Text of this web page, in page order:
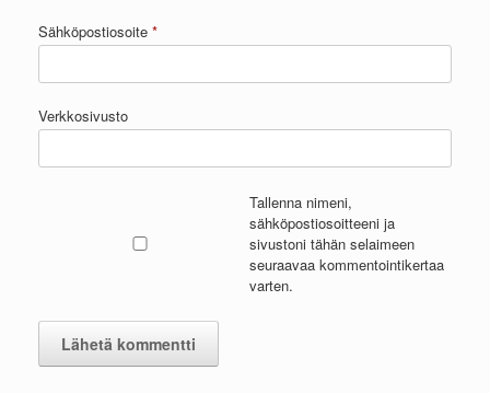
Sähköpostiosoite *
Verkkosivusto
Tallenna nimeni,
sähköpostiosoitteeni ja
sivustoni tähän selaimeen
seuraavaa kommentointikertaa
varten.